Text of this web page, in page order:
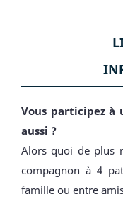
Vous participez à
aussi ?
Alors quoi de plus
compagnon à 4
famille ou entre